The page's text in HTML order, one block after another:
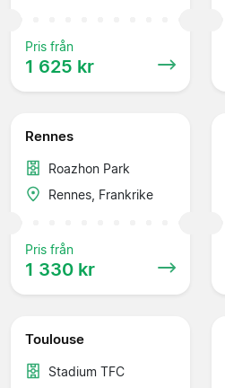
Pris från
1 625 kr
Rennes
Roazhon Park
Rennes, Frankrike
Pris från
1 330 kr
Toulouse
Stadium TFC